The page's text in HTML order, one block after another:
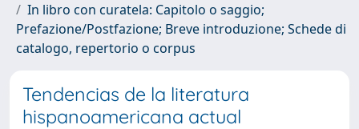
In libro con curatela: Capitolo o saggio;
Prefazione/Postfazione; Breve introduzione; Schede di
catalogo, repertorio o corpus
Tendencias de la literatura
hispanoamericana actual